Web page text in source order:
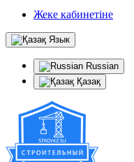
Жеке кабинетіне
Язык
Russian
Қазақ